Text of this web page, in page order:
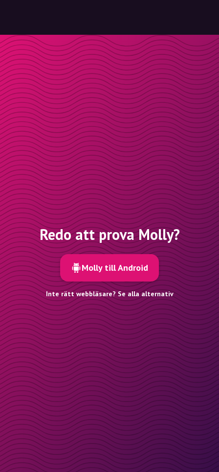
Redo att prova Molly?
Molly till Android
Inte rätt webbläsare? Se alla alternativ